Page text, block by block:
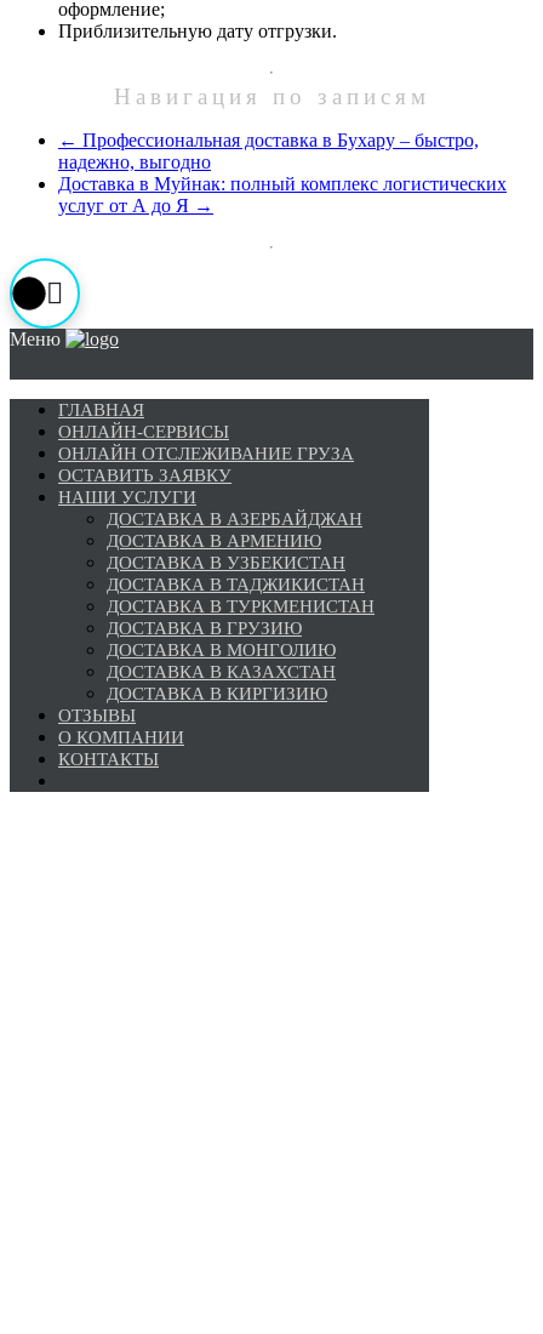
оформление;
Приблизительную дату отгрузки.
Навигация по записям
← Профессиональная доставка в Бухару – быстро,
надежно, выгодно
Доставка в Муйнак: полный комплекс логистических
услуг от А до Я →
Меню
ГЛАВНАЯ
ОНЛАЙН-СЕРВИСЫ
ОНЛАЙН ОТСЛЕЖИВАНИЕ ГРУЗА
ОСТАВИТЬ ЗАЯВКУ
НАШИ УСЛУГИ
ДОСТАВКА В АЗЕРБАЙДЖАН
ДОСТАВКА В АРМЕНИЮ
ДОСТАВКА В УЗБЕКИСТАН
ДОСТАВКА В ТАДЖИКИСТАН
ДОСТАВКА В ТУРКМЕНИСТАН
ДОСТАВКА В ГРУЗИЮ
ДОСТАВКА В МОНГОЛИЮ
ДОСТАВКА В КАЗАХСТАН
ДОСТАВКА В КИРГИЗИЮ
ОТЗЫВЫ
О КОМПАНИИ
КОНТАКТЫ